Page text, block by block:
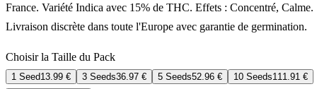
France. Variété Indica avec 15% de THC. Effets : Concentré, Calme.
Livraison discrète dans toute l'Europe avec garantie de germination.
Choisir la Taille du Pack
1 Seed13.99 € 3 Seeds36.97 € 5 Seeds52.96 € 10 Seeds111.91 €